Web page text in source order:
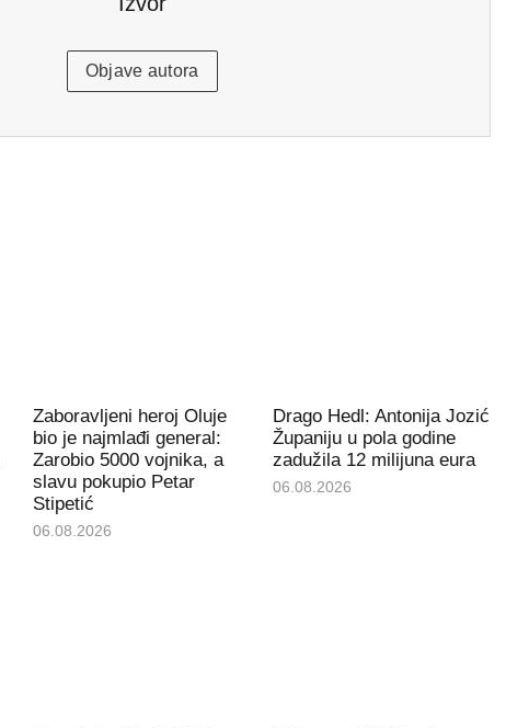
Objave autora
Zaboravljeni heroj Oluje
bio je najmlađi general:
Zarobio 5000 vojnika, a
slavu pokupio Petar
Stipetić
06.08.2026
Drago Hedl: Antonija Jozić
Županiju u pola godine
zadužila 12 milijuna eura
06.08.2026